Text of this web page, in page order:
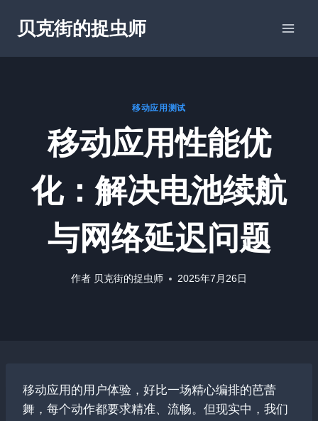
贝克街的捉虫师
移动应用测试
移动应用性能优
化：解决电池续航
与网络延迟问题
作者 贝克街的捉虫师 2025年7月26日
移动应用的用户体验，好比一场精心编排的芭蕾
舞，每个动作都要求精准、流畅。但现实中，我们